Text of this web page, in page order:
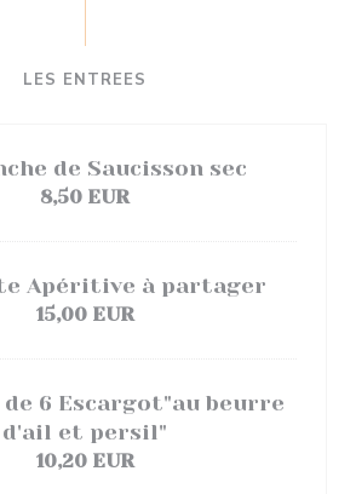
LES ENTREES
de Saucisson sec
8,50 EUR
Apéritive à partager
15,00 EUR
de 6 Escargot"au beurre
d'ail et persil"
10,20 EUR